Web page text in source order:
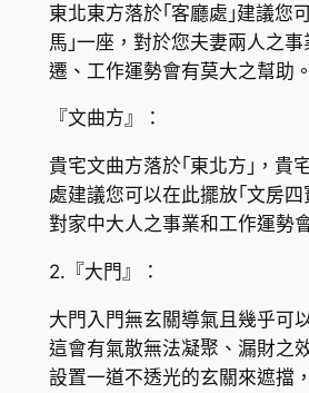
東北東方落於｢客廳處｣建議您
馬｣一座，對於您夫妻兩人之
遷、工作運勢會有莫大之幫助。
『文曲方』：
貴宅文曲方落於｢東北方｣，貴
處建議您可以在此擺放｢文房四
對家中大人之事業和工作運勢
2.『大門』：
大門入門無玄關導氣且幾乎可
這會有氣散無法凝聚、漏財之
設置一道不透光的玄關來遮擋